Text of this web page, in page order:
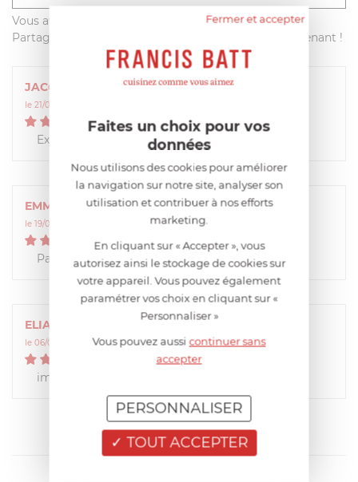
Vous avez acheté ce produit sur francisbatt.com ?
Partagez votre avis avec les autres clients dès maintenant !
JACQUES
le 21/02/2024 à 13:52:26
5/5
Excellent produit.
EMMANUEL
le 19/06/2018 à 14:02:47
5 /5
Parfait, aucun soucis.
ELIANE
le 06/08/2015 à 08:54:57
impeccable !!!
Fermer et accepter
Faites un choix pour vos
données
Nous utilisons des cookies pour améliorer
la navigation sur notre site, analyser son
utilisation et contribuer à nos efforts
marketing.
En cliquant sur « Accepter », vous
autorisez ainsi le stockage de cookies sur
votre appareil. Vous pouvez également
paramétrer vos choix en cliquant sur «
Personnaliser »
Vous pouvez aussicontinuer sans
accepter
TOUT ACCEPTER
PERSONNALISER